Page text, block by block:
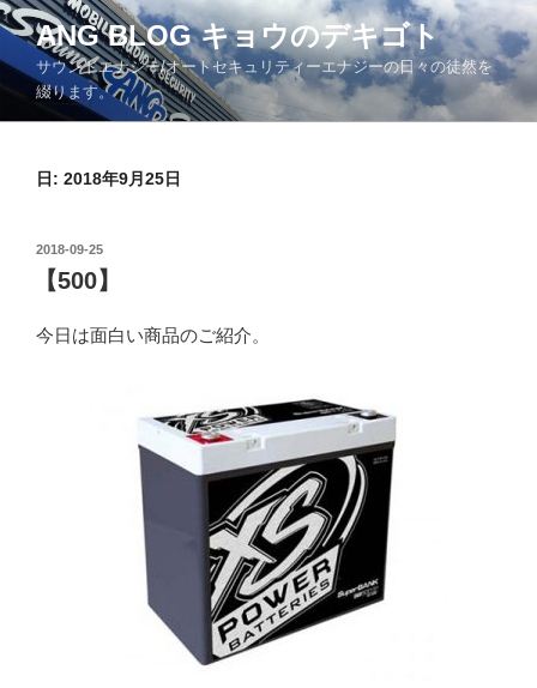
コ
ン
テ
ツ
ANG BLOG キョウのデキゴト
サウンドエナジー/オートセキュリティーエナジーの日々の徒然を
綴ります。
日: 2018年9月25日
投
稿
日:
2018-09-25
【500】
今日は面白い商品のご紹介。